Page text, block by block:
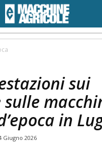
sui
in
Giugno 2026